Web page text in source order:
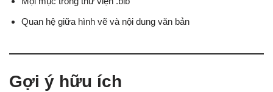
Quan hệ giữa hình vẽ và nội dung văn bản
Gợi ý hữu ích